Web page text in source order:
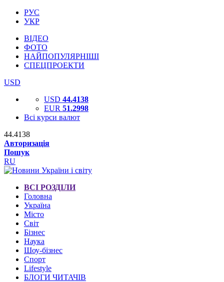
РУС
УКР
ВІДЕО
ФОТО
НАЙПОПУЛЯРНІШІ
СПЕЦПРОЕКТИ
USD
USD 44.4138
EUR 51.2998
Всі курси валют
44.4138
Авторизація
Пошук
RU
ВСІ РОЗДІЛИ
Головна
Україна
Місто
Світ
Бізнес
Наука
Шоу-бізнес
Спорт
Lifestyle
БЛОГИ ЧИТАЧІВ